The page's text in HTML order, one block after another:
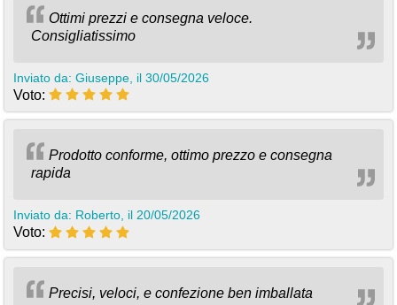
Ottimi prezzi e consegna veloce.
Consigliatissimo
Inviato da: Giuseppe, il 30/05/2026
Voto:
Prodotto conforme, ottimo prezzo e consegna
rapida
Inviato da: Roberto, il 20/05/2026
Voto:
Precisi, veloci, e confezione ben imballata